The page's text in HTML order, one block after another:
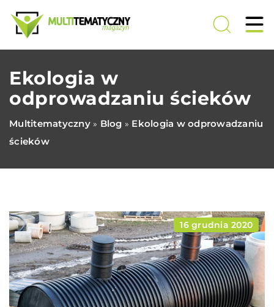
Ekologia w
odprowadzaniu ścieków
Multitematyczny» Blog » Ekologia w odprowadzaniu
ścieków
16 grudnia 2020